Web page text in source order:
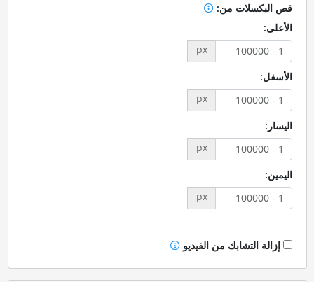
قص البكسلات من:
الأعلى:
px
الأسفل:
px
اليسار:
px
اليمين:
px
إزالة التشابك من الفيديو